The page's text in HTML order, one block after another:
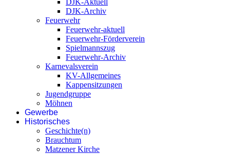
DJK-Archiv
Feuerwehr
Feuerwehr-aktuell
Feuerwehr-Förderverein
Spielmannszug
Feuerwehr-Archiv
Karnevalsverein
KV-Allgemeines
Kappensitzungen
Jugendgruppe
Möhnen
Gewerbe
Historisches
Geschichte(n)
Brauchtum
Matzener Kirche